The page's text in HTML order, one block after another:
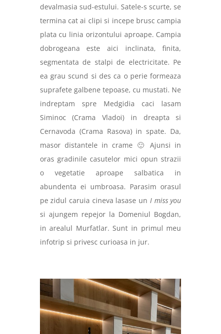
devalmasia sud-estului. Satele-s scurte, se
termina cat ai clipi si incepe brusc campia
plata cu linia orizontului aproape. Campia
dobrogeana este aici inclinata, finita,
segmentata de stalpi de electricitate. Pe
ea grau scund si des ca o perie formeaza
suprafete galbene tepoase, cu mustati. Ne
indreptam spre Medgidia caci lasam
Siminoc (Crama Vladoi) in dreapta si
Cernavoda (Crama Rasova) in spate. Da,
masor distantele in crame 🙂 Ajunsi in
oras gradinile casutelor mici opun strazii
o vegetatie aproape salbatica in
abundenta ei umbroasa. Parasim orasul
pe zidul caruia cineva lasase un I miss you
si ajungem repejor la Domeniul Bogdan,
in arealul Murfatlar. Sunt in primul meu
infotrip si privesc curioasa in jur.